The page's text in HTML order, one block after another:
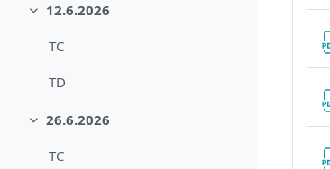
Minimizza
12.6.2026
TC
TD
Minimizza
26.6.2026
TC